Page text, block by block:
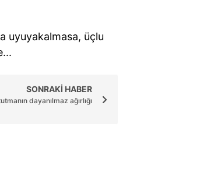
uyuyakalmasa, üçlu
SONRAKİ HABER
dayanılmaz ağırlığı